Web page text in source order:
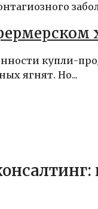
купли-
ягнят. Но...